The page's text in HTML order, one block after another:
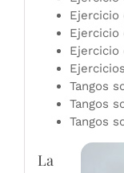
Ejercicio
Ejercicio
Ejercicio
Tangos
Tangos
Tangos
La